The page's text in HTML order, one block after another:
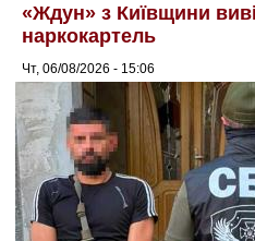
«Ждун» з Київщини
наркокартель
Чт, 06/08/2026 - 15:06